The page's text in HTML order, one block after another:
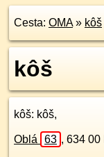
Cesta: OMA» kôš
kôš
kôš: kôš,
Oblá 63 , 634 00